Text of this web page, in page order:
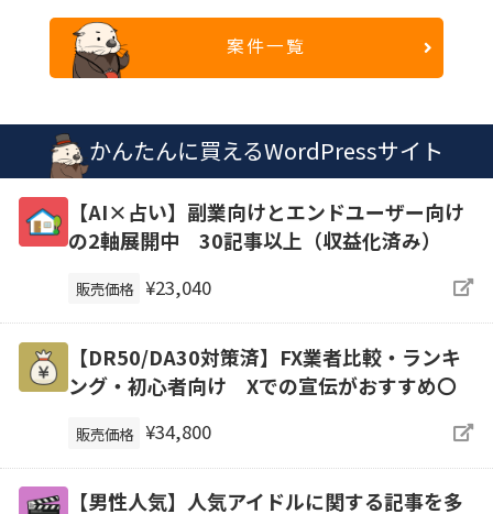
案件一覧
かんたんに買えるWordPressサイト
【AI×占い】副業向けとエンドユーザー向け
の2軸展開中 30記事以上（収益化済み）
販売価格 ¥23,040
【DR50/DA30対策済】FX業者比較・ランキ
ング・初心者向け Xでの宣伝がおすすめ〇
販売価格 ¥34,800
【男性人気】人気アイドルに関する記事を多